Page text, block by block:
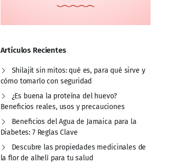
Artículos Recientes
Shilajit sin mitos: qué es, para qué sirve y
cómo tomarlo con seguridad
¿Es buena la proteína del huevo?
Beneficios reales, usos y precauciones
Beneficios del Agua de Jamaica para la
Diabetes: 7 Reglas Clave
Descubre las propiedades medicinales de
la flor de alhelí para tu salud